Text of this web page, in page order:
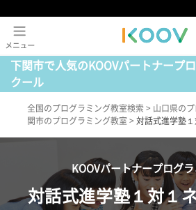
下関市で人気のKOOVパートナープ
クール
全国のプログラミング教室検索 > 山口県の
関市のプログラミング教室 > 対話式進学塾
KOOVパートナープログ
対話式進学塾１対１